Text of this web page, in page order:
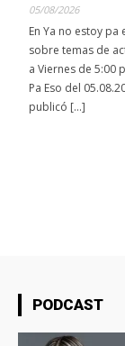
05/08/2026
En Ya no estoy
sobre temas de
a Viernes de 5:00
Pa Eso del
publicó […]
PODCAST